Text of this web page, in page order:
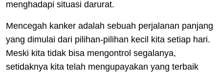
menghadapi situasi darurat.
Mencegah kanker adalah sebuah perjalanan panjang
yang dimulai dari pilihan-pilihan kecil kita setiap hari.
Meski kita tidak bisa mengontrol segalanya,
setidaknya kita telah mengupayakan yang terbaik